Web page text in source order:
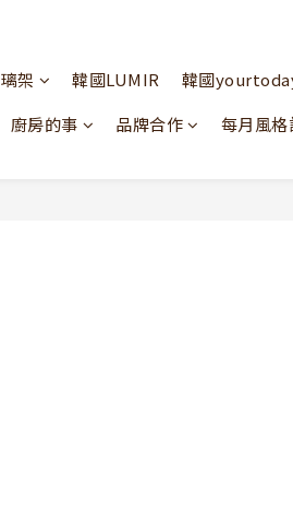
架 韓國LUMIR 韓國
廚房的事
品牌合作 每月風格